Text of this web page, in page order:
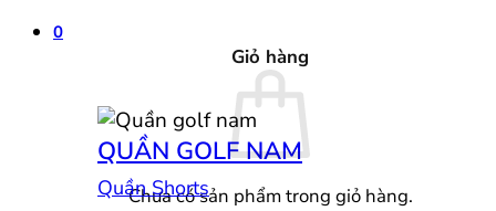
0
Giỏ hàng
Chưa có sản phẩm trong giỏ hàng.
QUẦN GOLF NAM
Quần Shorts